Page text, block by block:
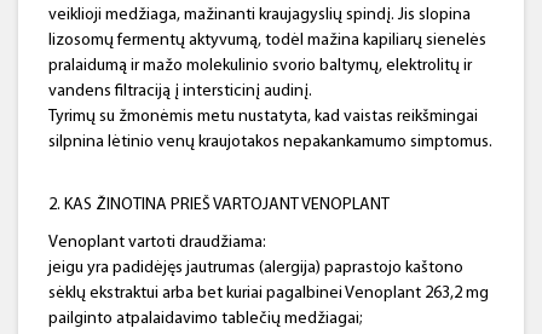
veiklioji medžiaga, mažinanti kraujagyslių spindį. Jis slopina
lizosomų fermentų aktyvumą, todėl mažina kapiliarų sienelės
pralaidumą ir mažo molekulinio svorio baltymų, elektrolitų ir
vandens filtraciją į intersticinį audinį.
Tyrimų su žmonėmis metu nustatyta, kad vaistas reikšmingai
silpnina lėtinio venų kraujotakos nepakankamumo simptomus.
2. KAS ŽINOTINA PRIEŠ VARTOJANT VENOPLANT
Venoplant vartoti draudžiama:
jeigu yra padidėjęs jautrumas (alergija) paprastojo kaštono
sėklų ekstraktui arba bet kuriai pagalbinei Venoplant 263,2 mg
pailginto atpalaidavimo tablečių medžiagai;